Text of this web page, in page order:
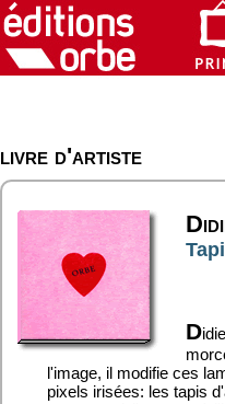
livre d'artiste
D
l'image, il modifie ces
pixels irisées: les tapis